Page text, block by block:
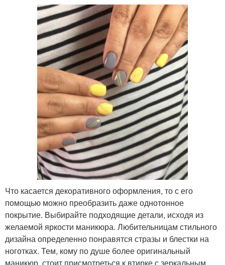
Что касается декоративного оформления, то с его
помощью можно преобразить даже однотонное
покрытие. Выбирайте подходящие детали, исходя из
желаемой яркости маникюра. Любительницам стильного
дизайна определенно понравятся стразы и блестки на
ноготках. Тем, кому по душе более оригинальный
маникюр, стоит присмотреться к втирке с зеркальным